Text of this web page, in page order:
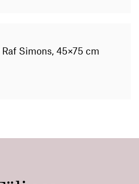
Raf Simons, 45×75 cm